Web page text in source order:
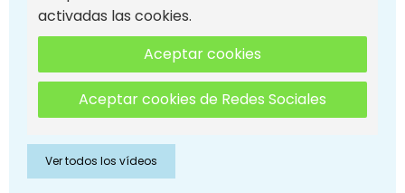
activadas las cookies.
Aceptar cookies
Aceptar cookies de Redes Sociales
Ver todos los vídeos